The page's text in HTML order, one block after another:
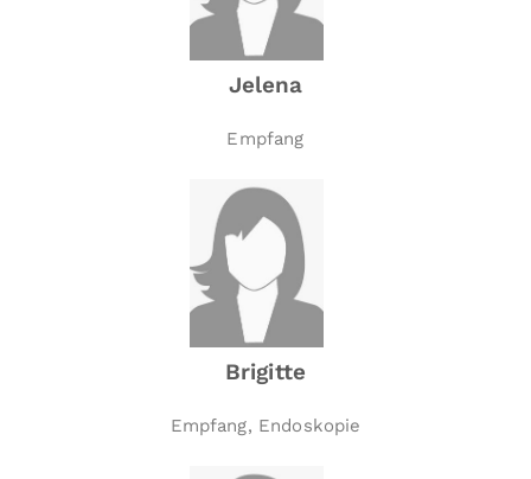
Jelena
Empfang
Brigitte
Empfang, Endoskopie